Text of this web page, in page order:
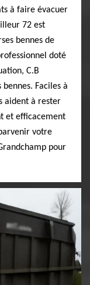
à faire évacuer
72 est
bennes de
doté
C.B
Faciles à
aident à rester
et efficacement
votre
pour